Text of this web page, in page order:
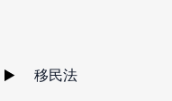
移民法